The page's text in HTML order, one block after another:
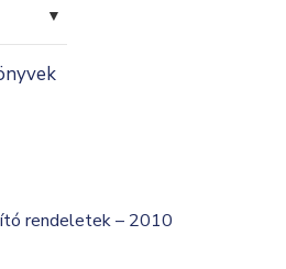
▼
rendeletek – 2010